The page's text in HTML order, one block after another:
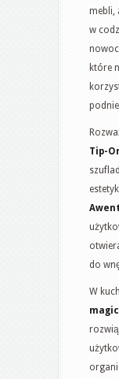
mebli,
w
które
Tip-
do
W